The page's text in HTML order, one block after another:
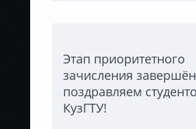
Этап приоритетного
зачисления
поздравляем
КузГТУ!